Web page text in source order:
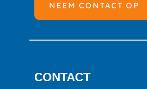
NEEM CONTACT OP
CONTACT